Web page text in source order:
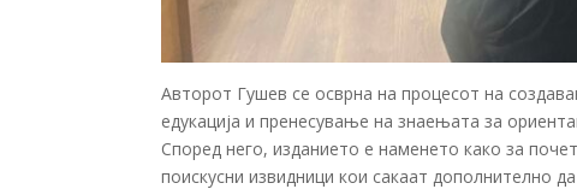
Авторот Гушев се осврна на процесот на
едукација и пренесување на знаењата за
Според него, изданието е наменето како за
поискусни извидници кои сакаат дополнително